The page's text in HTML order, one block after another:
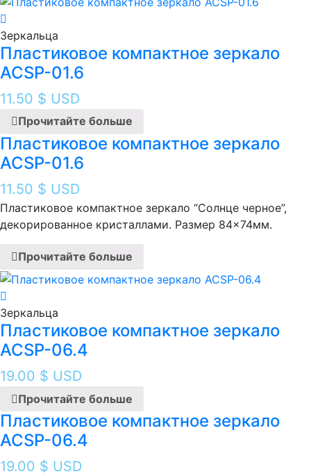
Зеркальца
Пластиковое компактное зеркало
ACSP-01.6
11.50 $ USD
Прочитайте больше
Пластиковое компактное зеркало
ACSP-01.6
11.50 $ USD
Пластиковое компактное зеркало “Солнце черное ”,
декорированное кристаллами. Размер 84×74мм.
Прочитайте больше
Зеркальца
Пластиковое компактное зеркало
ACSP-06.4
19.00 $ USD
Прочитайте больше
Пластиковое компактное зеркало
ACSP-06.4
19.00 $ USD